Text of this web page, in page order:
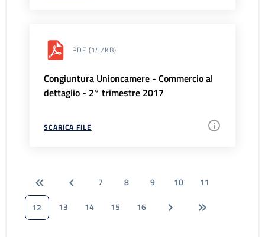
PDF (157KB)
Congiuntura Unioncamere - Commercio al
dettaglio - 2° trimestre 2017
SCARICA FILE
7 8 9 10
11
12
13 14 15 16